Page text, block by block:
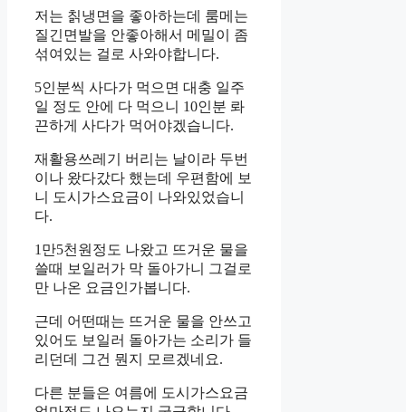
저는 칡냉면을 좋아하는데 룸메는
질긴면발을 안좋아해서 메밀이 좀
섞여있는 걸로 사와야합니다.
5인분씩 사다가 먹으면 대충 일주
일 정도 안에 다 먹으니 10인분 롸
끈하게 사다가 먹어야겠습니다.
재활용쓰레기 버리는 날이라 두번
이나 왔다갔다 했는데 우편함에 보
니 도시가스요금이 나와있었습니
다.
1만5천원정도 나왔고 뜨거운 물을
쓸때 보일러가 막 돌아가니 그걸로
만 나온 요금인가봅니다.
근데 어떤때는 뜨거운 물을 안쓰고
있어도 보일러 돌아가는 소리가 들
리던데 그건 뭔지 모르겠네요.
다른 분들은 여름에 도시가스요금